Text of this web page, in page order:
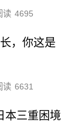
读 4695
，你这是
读 6631
本三重困境